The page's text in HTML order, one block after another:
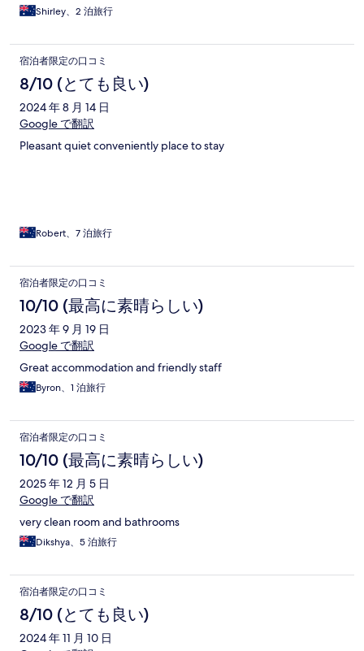
Shirley、2 泊旅行
宿泊者限定の口コミ
8/10 (とても良い)
2024 年 8 月 14 日
Google で翻訳
Pleasant quiet conveniently place to stay
Robert、7 泊旅行
宿泊者限定の口コミ
10/10 (最高に素晴らしい)
2023 年 9 月 19 日
Google で翻訳
Great accommodation and friendly staff
Byron、1 泊旅行
宿泊者限定の口コミ
10/10 (最高に素晴らしい)
2025 年 12 月 5 日
Google で翻訳
very clean room and bathrooms
Dikshya、5 泊旅行
宿泊者限定の口コミ
8/10 (とても良い)
2024 年 11 月 10 日